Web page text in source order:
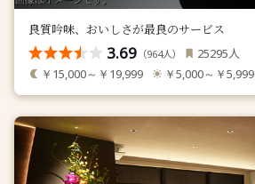
良質吟味、おいしさが最良のサービス
3.69 （964人） 25295人
￥15,000～￥19,999 ￥5,000～￥5,999